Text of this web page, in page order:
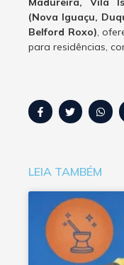
(Nova Iguaçu,
Belford Roxo),
para residências,
LEIA TAMBÉM